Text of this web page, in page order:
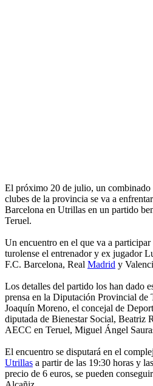
El próximo 20 de julio, un combinado
clubes de la provincia se va a
Barcelona en Utrillas en un partido
Teruel.
Un encuentro en el que va a
turolense el entrenador y ex jugador
F.C. Barcelona, Real Madrid y
Los detalles del partido los han dado
prensa en la Diputación Provincial de
Joaquín Moreno, el concejal de
diputada de Bienestar Social, Beatriz
AECC en Teruel, Miguel Ángel
El encuentro se disputará en el
Utrillas a partir de las 19:30 horas y
precio de 6 euros, se pueden